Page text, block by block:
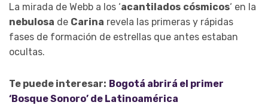
La mirada de Webb a los ‘acantilados cósmicos‘ en la
nebulosa de Carina revela las primeras y rápidas
fases de formación de estrellas que antes estaban
ocultas.
Te puede interesar: Bogotá abrirá el primer
‘Bosque Sonoro’ de Latinoamérica